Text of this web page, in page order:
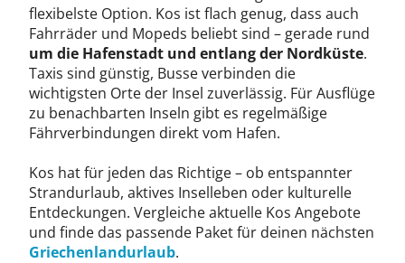
flexibelste Option. Kos ist flach genug, dass auch
Fahrräder und Mopeds beliebt sind – gerade rund
um die Hafenstadt und entlang der Nordküste.
Taxis sind günstig, Busse verbinden die
wichtigsten Orte der Insel zuverlässig. Für Ausflüge
zu benachbarten Inseln gibt es regelmäßige
Fährverbindungen direkt vom Hafen.
Kos hat für jeden das Richtige – ob entspannter
Strandurlaub, aktives Inselleben oder kulturelle
Entdeckungen. Vergleiche aktuelle Kos Angebote
und finde das passende Paket für deinen nächsten
Griechenlandurlaub.